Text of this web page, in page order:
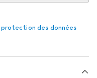
des données